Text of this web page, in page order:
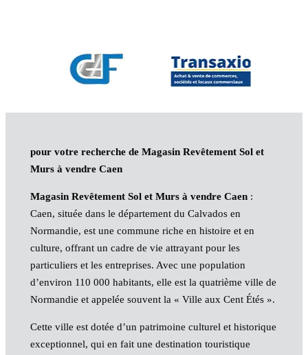
pour votre recherche de Magasin Revêtement Sol et
Murs à vendre Caen
Magasin Revêtement Sol et Murs à vendre Caen:
Caen, située dans le département du Calvados en
Normandie, est une commune riche en histoire et en
culture, offrant un cadre de vie attrayant pour les
particuliers et les entreprises. Avec une population
d’environ 110 000 habitants, elle est la quatrième ville de
Normandie et appelée souvent la « Ville aux Cent Étés ».
Cette ville est dotée d’un patrimoine culturel et historique
exceptionnel, qui en fait une destination touristique